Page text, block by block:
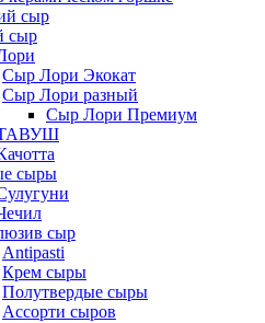
сыр
сыр
Сыр Лори Экокат
Сыр Лори разный
Сыр Лори Премиум
сыры
сыр
Antipasti
Крем сыры
Полутвердые сыры
Ассорти сыров